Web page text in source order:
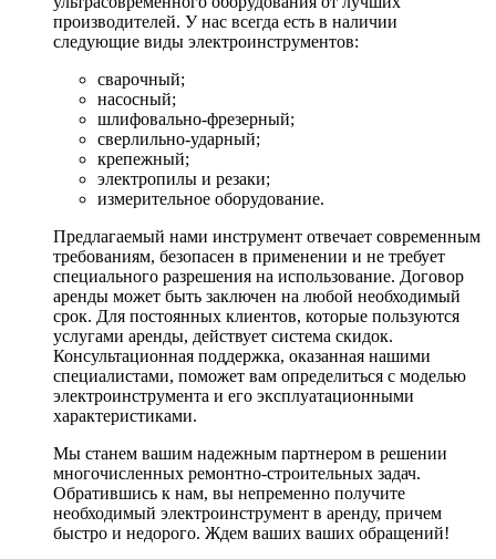
производителей. У нас всегда есть в наличии
следующие виды электроинструментов:
сварочный;
насосный;
шлифовально-фрезерный;
сверлильно-ударный;
крепежный;
электропилы и резаки;
измерительное оборудование.
Предлагаемый нами инструмент отвечает современным
требованиям, безопасен в применении и не требует
специального разрешения на использование. Договор
аренды может быть заключен на любой необходимый
срок. Для постоянных клиентов, которые пользуются
услугами аренды, действует система скидок.
Консультационная поддержка, оказанная нашими
специалистами, поможет вам определиться с моделью
электроинструмента и его эксплуатационными
характеристиками.
Мы станем вашим надежным партнером в решении
многочисленных ремонтно-строительных задач.
Обратившись к нам, вы непременно получите
необходимый электроинструмент в аренду, причем
быстро и недорого. Ждем ваших ваших обращений!